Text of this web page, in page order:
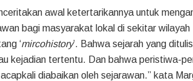
awal ketertarikannya untuk
bagi masyarakat lokal di sekitar
‘mircohistory’. Bahwa sejarah yang
kejadian tertentu. Dan bahwa peristiwa-
diabaikan oleh sejarawan.” kata